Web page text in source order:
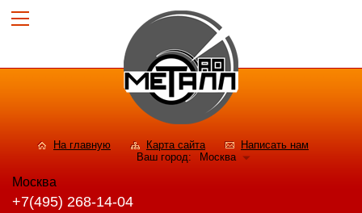
На главную Карта сайта
Написать нам
Ваш город:
Москва
Москва
+7(495) 268-14-04